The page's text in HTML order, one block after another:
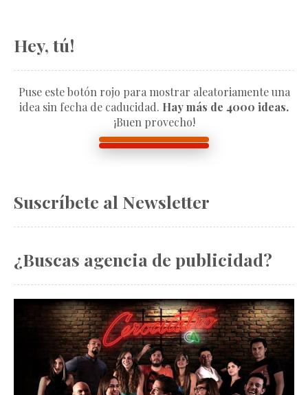
Hey, tú!
Puse este botón rojo para mostrar aleatoriamente una
idea sin fecha de caducidad. Hay más de 4000 ideas.
¡Buen provecho!
Suscríbete al Newsletter
¿Buscas agencia de publicidad?